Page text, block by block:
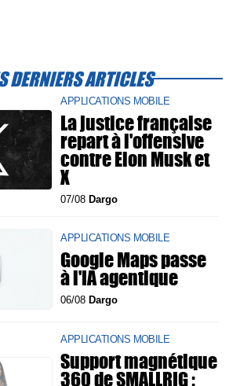
DERNIERS ARTICLES
APPLICATIONS MOBILE
La justice française
repart à l'offensive
contre Elon Musk et
X
07/08Dargo
APPLICATIONS MOBILE
Google Maps passe
à l'IA agentique
06/08 Dargo
APPLICATIONS MOBILE
Support magnétique
360 de SMALLRIG :